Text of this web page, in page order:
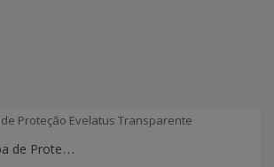
H
uawei P40 Capa de Proteção Evelatus Transparente